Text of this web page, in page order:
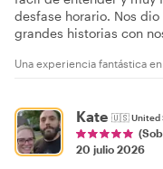
desfase horario. Nos
grandes historias con
Una experiencia fantástica
Kate 🇺🇸United
20 julio 2026